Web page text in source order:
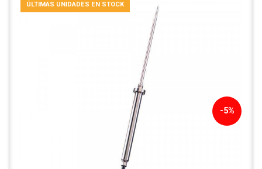
-5%
ÚLTIMAS UNIDADES EN STOCK